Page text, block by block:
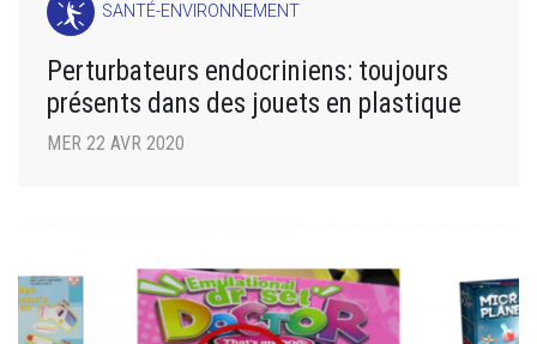
SANTÉ-ENVIRONNEMENT
Perturbateurs endocriniens: toujours
présents dans des jouets en plastique
MER 22 AVR 2020